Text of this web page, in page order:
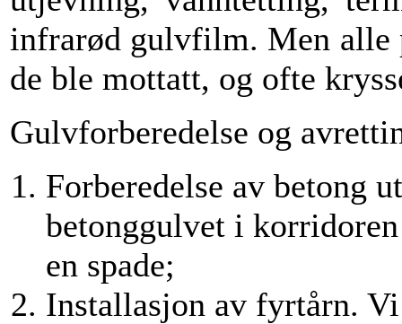
infrarød gulvfilm. Men alle
de ble mottatt, og ofte
Gulvforberedelse og
Forberedelse av betong
betonggulvet i
en spade;
Installasjon av fyrtårn.